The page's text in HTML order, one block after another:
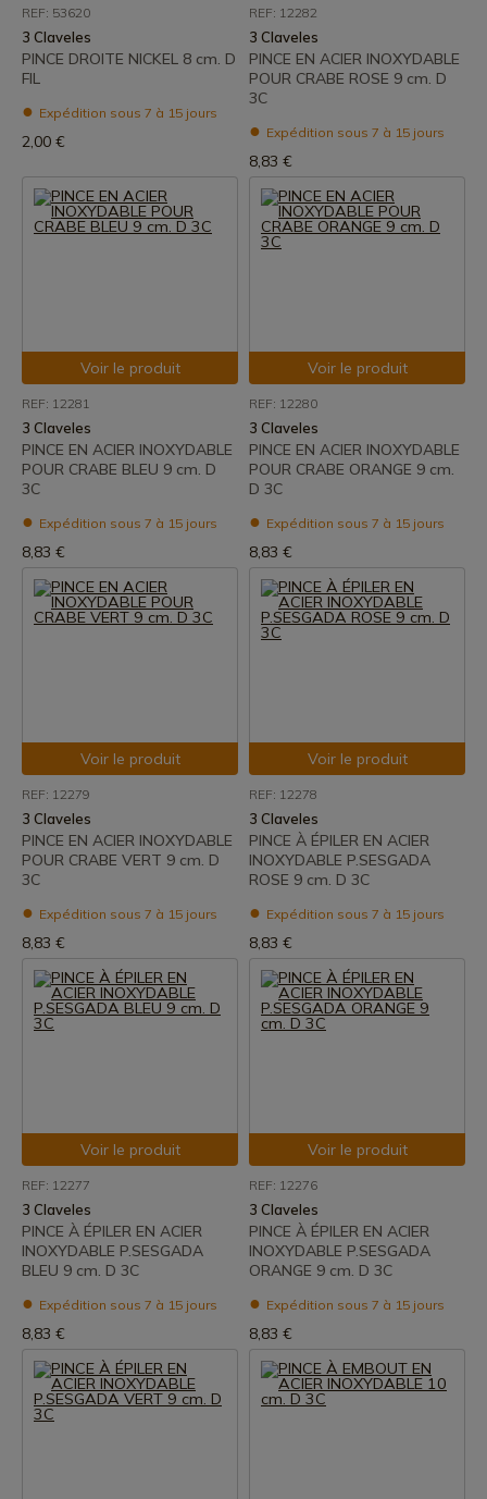
REF: 53620
3 Claveles
PINCE DROITE NICKEL 8 cm. D
FIL
Expédition sous 7 à 15 jours
2,00 €
REF: 12282
3 Claveles
PINCE EN ACIER INOXYDABLE
POUR CRABE ROSE 9 cm. D
3C
Expédition sous 7 à 15 jours
8,83 €
Voir le produit
REF: 12281
3 Claveles
PINCE EN ACIER INOXYDABLE
POUR CRABE BLEU 9 cm. D
3C
Expédition sous 7 à 15 jours
8,83 €
Voir le produit
REF: 12280
3 Claveles
PINCE EN ACIER INOXYDABLE
POUR CRABE ORANGE 9 cm.
D 3C
Expédition sous 7 à 15 jours
8,83 €
Voir le produit
REF: 12279
3 Claveles
PINCE EN ACIER INOXYDABLE
POUR CRABE VERT 9 cm. D
3C
Expédition sous 7 à 15 jours
8,83 €
Voir le produit
REF: 12278
3 Claveles
PINCE À ÉPILER EN ACIER
INOXYDABLE P.SESGADA
ROSE 9 cm. D 3C
Expédition sous 7 à 15 jours
8,83 €
Voir le produit
REF: 12277
3 Claveles
PINCE À ÉPILER EN ACIER
INOXYDABLE P.SESGADA
BLEU 9 cm. D 3C
Expédition sous 7 à 15 jours
8,83 €
Voir le produit
REF: 12276
3 Claveles
PINCE À ÉPILER EN ACIER
INOXYDABLE P.SESGADA
ORANGE 9 cm. D 3C
Expédition sous 7 à 15 jours
8,83 €